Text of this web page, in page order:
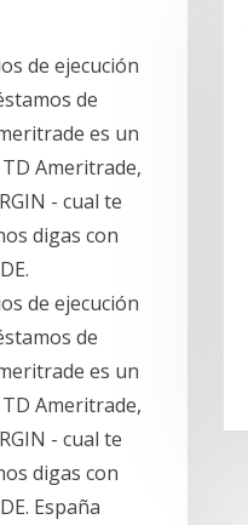
de ejecución
de
es un
Ameritrade,
- cual te
digas con
de ejecución
de
es un
Ameritrade,
- cual te
digas con
España